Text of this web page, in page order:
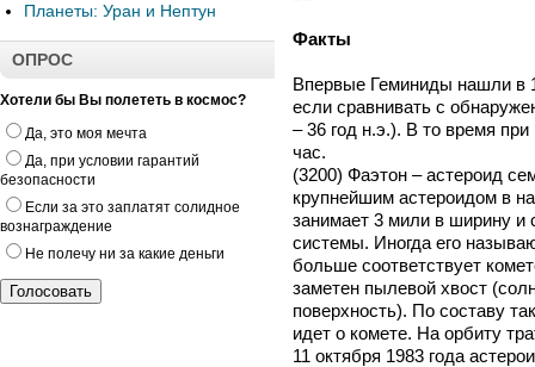
Планеты: Уран и Нептун
ОПРОС
Хотели бы Вы полететь в космос?
Да, это моя мечта
Да, при условии гарантий
безопасности
Если за это заплатят солидное
вознаграждение
Не полечу ни за какие деньги
Факты
Впервые Геминиды нашли в
если сравнивать с
– 36 год н.э.). В то время
час.
(3200) Фаэтон – астероид
крупнейшим астероидом в
занимает 3 мили в ширину и
системы. Иногда его
больше соответствует
заметен пылевой хвост
поверхность). По составу
идет о комете. На орбиту
11 октября 1983 года